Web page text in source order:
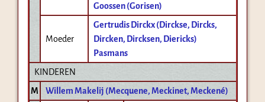
Goossen (Gorisen)
Moeder
Gertrudis Dirckx (Dirckse, Dircks,
Dircken, Dircksen, Diericks)
Pasmans
KINDEREN
M
Willem Makelij (Mecquene, Meckinet, Meckené)